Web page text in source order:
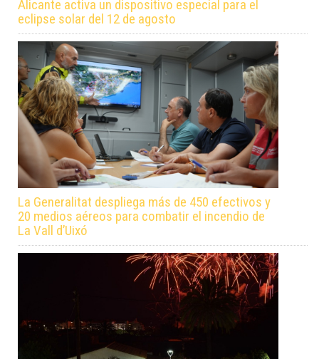
Alicante activa un dispositivo especial para el
eclipse solar del 12 de agosto
La Generalitat despliega más de 450 efectivos y
20 medios aéreos para combatir el incendio de
La Vall d’Uixó